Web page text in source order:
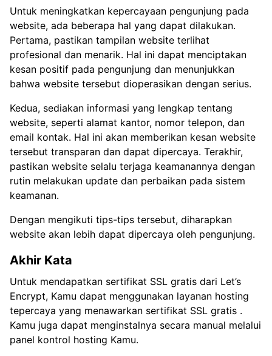
Untuk meningkatkan kepercayaan pengunjung pada
website, ada beberapa hal yang dapat dilakukan.
Pertama, pastikan tampilan website terlihat
profesional dan menarik. Hal ini dapat menciptakan
kesan positif pada pengunjung dan menunjukkan
bahwa website tersebut dioperasikan dengan serius.
Kedua, sediakan informasi yang lengkap tentang
website, seperti alamat kantor, nomor telepon, dan
email kontak. Hal ini akan memberikan kesan website
tersebut transparan dan dapat dipercaya. Terakhir,
pastikan website selalu terjaga keamanannya dengan
rutin melakukan update dan perbaikan pada sistem
keamanan.
Dengan mengikuti tips-tips tersebut, diharapkan
website akan lebih dapat dipercaya oleh pengunjung.
Akhir Kata
Untuk mendapatkan sertifikat SSL gratis dari Let’s
Encrypt, Kamu dapat menggunakan layanan hosting
tepercaya yang menawarkan sertifikat SSL gratis .
Kamu juga dapat menginstalnya secara manual melalui
panel kontrol hosting Kamu.